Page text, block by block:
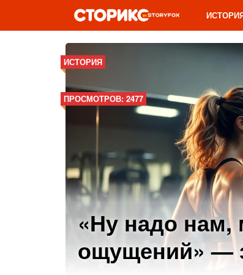
ИСТОРИЯ
ПРОСМОТРОВ: 2477
«Ну надо
ощущений» —